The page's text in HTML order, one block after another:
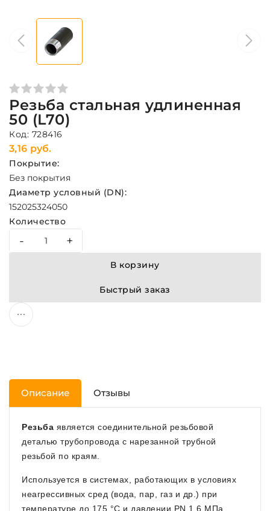
Резьба стальная удлиненная
50 (L70)
Код: 728416
3,16 руб.
Покрытие:
Без покрытия
Диаметр условный (DN):
152025324050
Количество
- +
В корзину
Быстрый заказ
Описание Отзывы
Резьба является соединительной резьбовой
деталью трубопровода с нарезанной трубной
резьбой по краям.
Используется в системах, работающих в условиях
неагрессивных сред (вода, пар, газ и др.) при
температуре до 175 °С и давлении PN 1,6 МПа.